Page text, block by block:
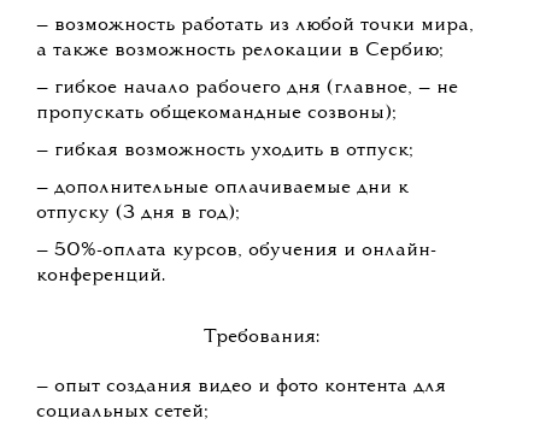
— возможность работать из любой точки мира,
а также возможность релокации в Сербию;
— гибкое начало рабочего дня (главное, — не
пропускать общекомандные созвоны);
— гибкая возможность уходить в отпуск;
— дополнительные оплачиваемые дни к
отпуску (3 дня в год);
— 50%-оплата курсов, обучения и онлайн-
конференций.
Требования:
— опыт создания видео и фото контента для
социальных сетей;